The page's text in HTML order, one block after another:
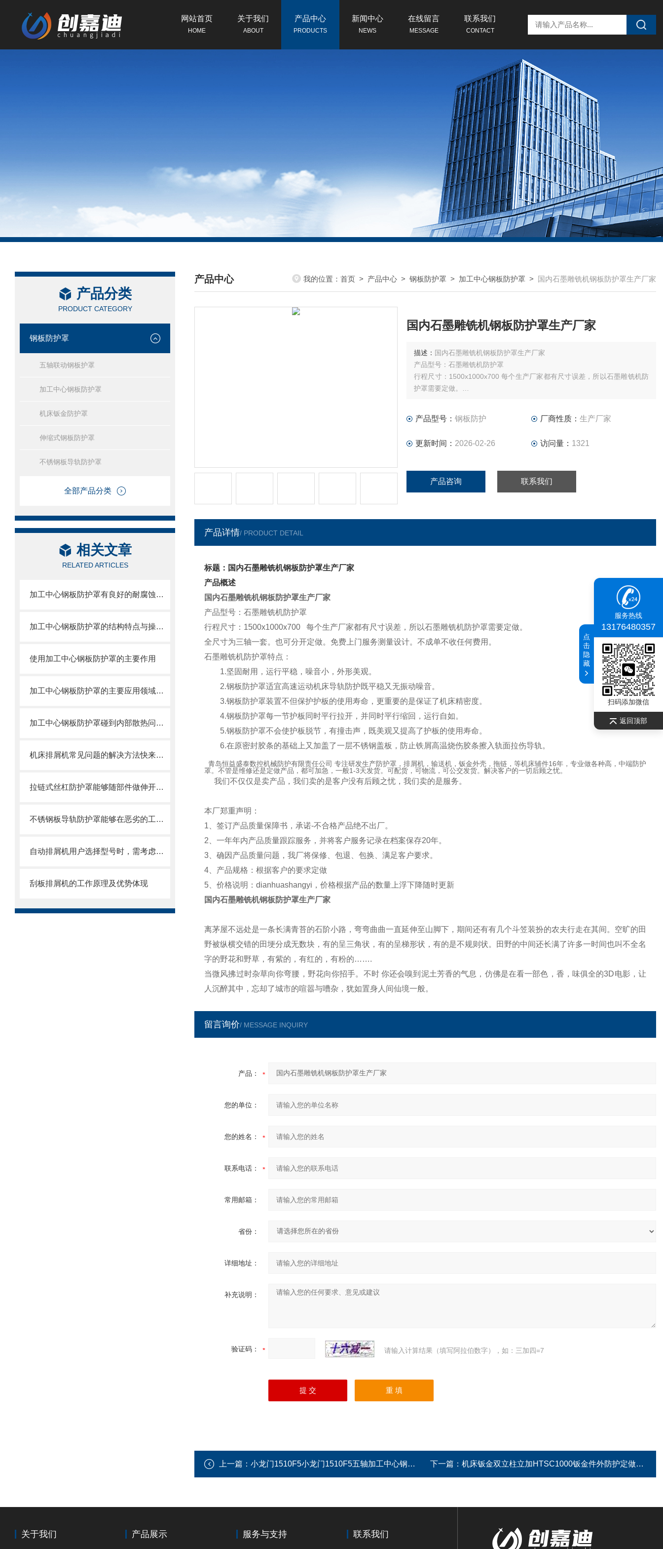
网站首页
HOME
关于我们
ABOUT
产品中心
PRODUCTS
新闻中心
NEWS
在线留言
MESSAGE
联系我们
CONTACT
产品分类
PRODUCT CATEGORY
钢板防护罩
五轴联动钢板护罩
加工中心钢板防护罩
机床钣金防护罩
伸缩式钢板防护罩
不锈钢板导轨防护罩
全部产品分类
相关文章
RELATED ARTICLES
加工中心钢板防护罩有良好的耐腐蚀性，能在各种环境下长时间使用
加工中心钢板防护罩的结构特点与操作维护方式
使用加工中心钢板防护罩的主要作用
加工中心钢板防护罩的主要应用领域和产品的主要特性
加工中心钢板防护罩碰到内部散热问题改怎么办？这篇文章告诉你
机床排屑机常见问题的解决方法快来看看吧！
拉链式丝杠防护罩能够随部件做伸开或压缩运动
不锈钢板导轨防护罩能够在恶劣的工作环境中长期使用
自动排屑机用户选择型号时，需考虑哪些事项？
刮板排屑机的工作原理及优势体现
产品中心
/ PRODUCTS CENTER
我的位置： 首页 > 产品中心 > 钢板防护罩 > 加工中心钢板防护罩 > 国内石墨雕铣机钢板防护罩生产厂家
国内石墨雕铣机钢板防护罩生产厂家
描述： 国内石墨雕铣机钢板防护罩生产厂家
产品型号：石墨雕铣机防护罩
行程尺寸：1500x1000x700 每个生产厂家都有尺寸误差，所以石墨雕铣机防
护罩需要定做。
产品型号： 钢板防护 厂商性质： 生产厂家
更新时间： 2026-02-26 访问量： 1321
产品咨询 联系我们
产品详情/ PRODUCT DETAIL
标题：国内石墨雕铣机钢板防护罩生产厂家
产品概述
国内石墨雕铣机钢板防护罩生产厂家
产品型号：石墨雕铣机防护罩
行程尺寸：1500x1000x700 每个生产厂家都有尺寸误差，所以石墨雕铣机防护罩需要定做。
全尺寸为三轴一套。也可分开定做。免费上门服务测量设计。不成单不收任何费用。
石墨雕铣机防护罩特点：
1.坚固耐用，运行平稳，噪音小，外形美观。
2.钢板防护罩适宜高速运动机床导轨防护既平稳又无振动噪音。
3.钢板防护罩装置不但保护护板的使用寿命，更重要的是保证了机床精密度。
4.钢板防护罩每一节护板同时平行拉开，并同时平行缩回，运行自如。
5.钢板防护罩不会使护板脱节，有撞击声，既美观又提高了护板的使用寿命。
6.在原密封胶条的基础上又加盖了一层不锈钢盖板，防止铁屑高温烧伤胶条擦入轨面拉伤导轨。
青岛恒益盛泰数控机械防护有限责任公司 专注研发生产防护罩，排屑机，输送机，钣金外壳，拖链，等机床辅件16年，专业做各种高，中端防护
罩。不管是维修还是定做产品，都可加急，一般1-3天发货。可配货，可物流，可公交发货。解决客户的一切后顾之忧。
我们不仅仅是卖产品，我们卖的是客户没有后顾之忧，我们卖的是服务。
本厂郑重声明：
1、签订产品质量保障书，承诺-不合格产品绝不出厂。
2、一年年内产品质量跟踪服务，并将客户服务记录在档案保存20年。
3、确因产品质量问题，我厂将保修、包退、包换、满足客户要求。
4、产品规格：根据客户的要求定做
5、价格说明：dianhuashangyi，价格根据产品的数量上浮下降随时更新
国内石墨雕铣机钢板防护罩生产厂家
离茅屋不远处是一条长满青苔的石阶小路，弯弯曲曲一直延伸至山脚下，期间还有有几个斗笠装扮的农夫行走在其间。空旷的田
野被纵横交错的田埂分成无数块，有的呈三角状，有的呈梯形状，有的是不规则状。田野的中间还长满了许多一时间也叫不全名
字的野花和野草，有紫的，有红的，有粉的…….
当微风拂过时杂草向你弯腰，野花向你招手。不时 你还会嗅到泥土芳香的气息，仿佛是在看一部色，香，味俱全的3D电影，让
人沉醉其中，忘却了城市的喧嚣与嘈杂，犹如置身人间仙境一般。
留言询价/ MESSAGE INQUIRY
产品：
您的单位：
您的姓名：
联系电话：
常用邮箱：
省份：
详细地址：
补充说明：
验证码： 请输入计算结果（填写阿拉伯数字），如：三加四=7
上一篇： 小龙门1510F5小龙门1510F5五轴加工中心钢板防护罩生产厂 下一篇： 机床钣金双立柱立加HTSC1000钣金件外防护定做厂家
关于我们 产品展示 服务与支持 联系我们
服务热线
13176480357
扫码添加微信
返回顶部
点
击
隐
藏